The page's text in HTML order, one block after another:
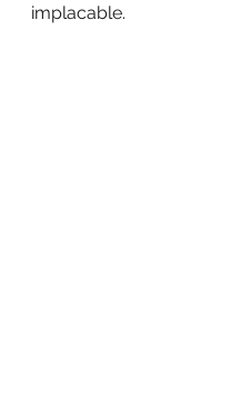
implacable.